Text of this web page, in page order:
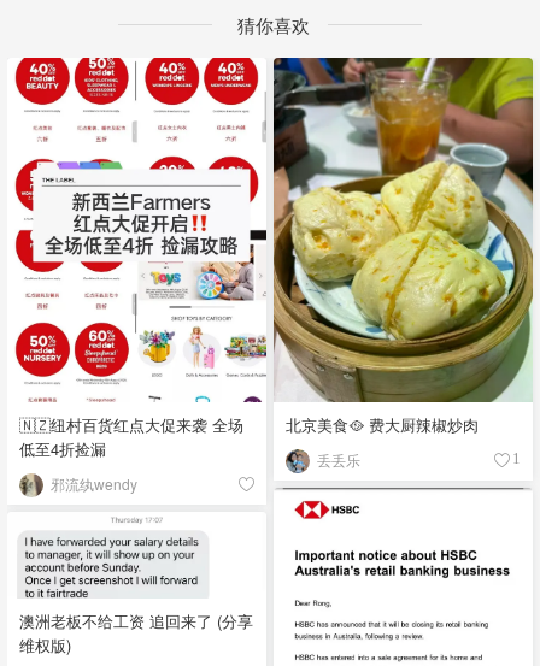
猜你喜欢
🇳🇿纽村百货红点大促来袭 全场
低至4折捡漏
邪流纨wendy
北京美食🥘 费大厨辣椒炒肉
丢丢乐 1
澳洲老板不给工资 追回来了 (分享
维权版)